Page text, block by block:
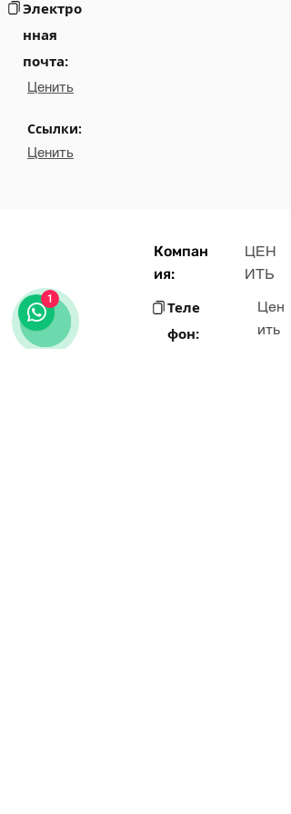
Электро
нная
почта:
Ценить
Ссылки:
Ценить
Компан
ия:
ЦЕН
ИТЬ
Теле
фон:
Цен
ить
1